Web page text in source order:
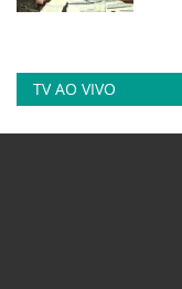
TV AO VIVO